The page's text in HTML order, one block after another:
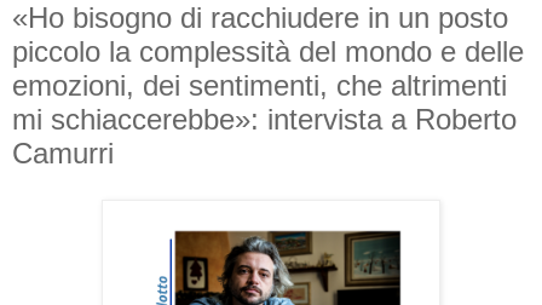
«Ho bisogno di racchiudere in un posto
piccolo la complessità del mondo e delle
emozioni, dei sentimenti, che altrimenti
mi schiaccerebbe»: intervista a Roberto
Camurri